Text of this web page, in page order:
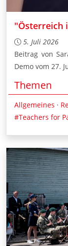
"Österreich
5. Juli 2026
Beitrag von
Demo vom 27.
Themen
Allgemeines ·
#Teachers for